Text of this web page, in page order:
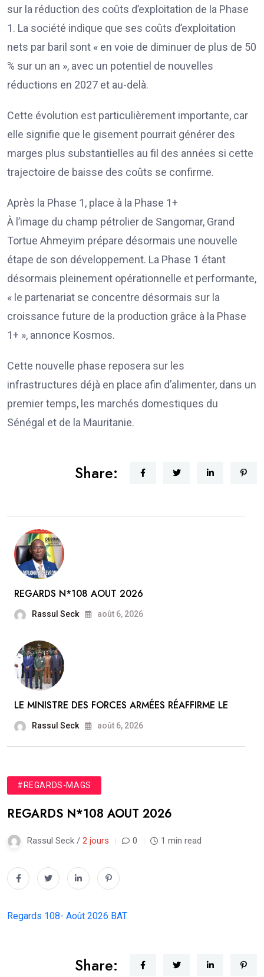
sur la réduction des coûts d’exploitation de la Phase
1. La société indique que ses coûts d’exploitation
nets par baril sont « en voie de diminuer de plus de 50
% sur un an », avec un potentiel de nouvelles
réductions en 2027 et au-delà.
Cette évolution est particulièrement importante, car
elle signifie que le gisement pourrait générer des
marges plus substantielles au fil des années si cette
trajectoire de baisse des coûts se confirme.
Après la Phase 1, place à la Phase 1+
À l’image du champ pétrolier de Sangomar, Grand
Tortue Ahmeyim prépare désormais une nouvelle
étape de son développement. La Phase 1 étant
désormais pleinement opérationnelle et performante,
« le partenariat se concentre désormais sur la
croissance future de la production grâce à la Phase
1+ », annonce Kosmos.
Cette nouvelle phase reposera sur les
infrastructures déjà en place afin d’alimenter, dans un
premier temps, les marchés domestiques du
Sénégal et de la Mauritanie.
Share:
REGARDS N*108 AOUT 2026
Rassul Seck août 6, 2026
LE MINISTRE DES FORCES ARMÉES RÉAFFIRME LE
Rassul Seck août 6, 2026
#REGARDS-MAGS
REGARDS N*108 AOUT 2026
Rassul Seck / 2 jours 0 1 min read
Regards 108- Août 2026 BAT
Share: